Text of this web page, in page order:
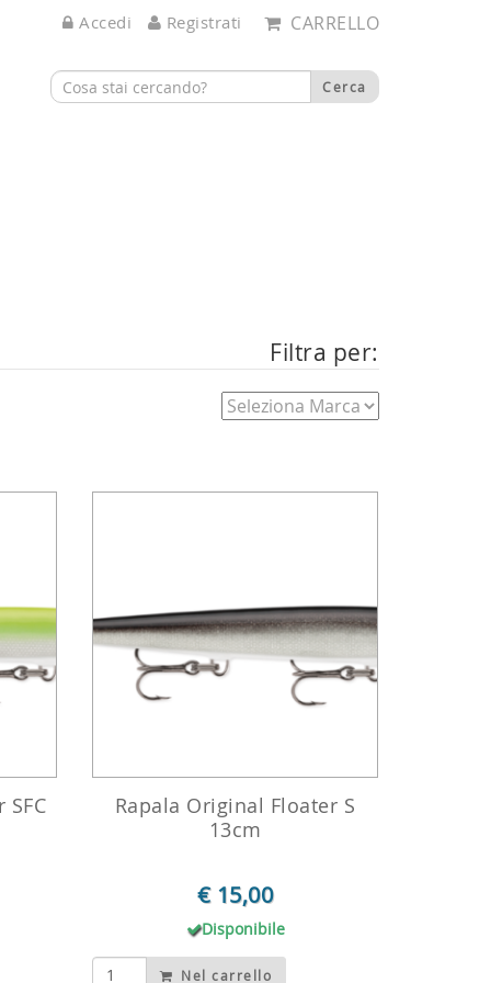
CARRELLO
Accedi Registrati
Filtra per:
Rapala Original Floater S
13cm
€ 15,00
Disponibile
Nel carrello